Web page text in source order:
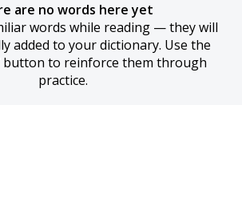
are no words here yet
words while reading — they will
added to your dictionary. Use the
button to reinforce them through
practice.